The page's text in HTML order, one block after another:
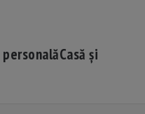
Casă și